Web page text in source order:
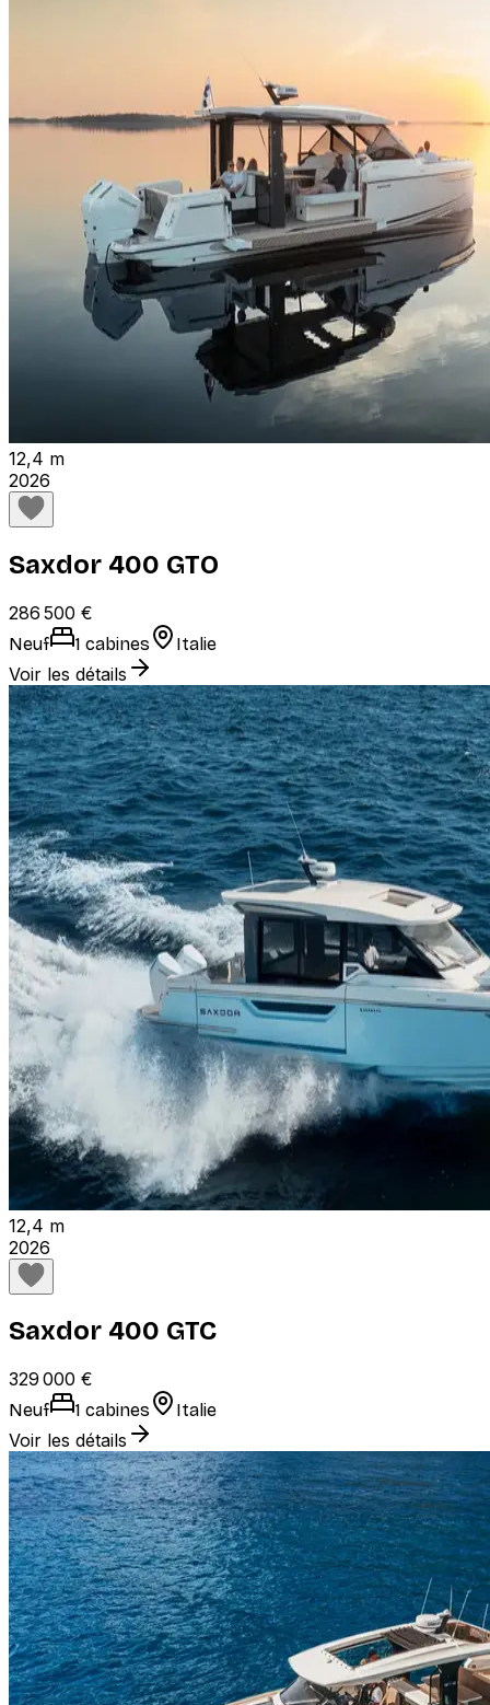
12,4 m
2026
Saxdor 400 GTO
286 500 €
Neuf 1 cabines Italie
Voir les détails
12,4 m
2026
Saxdor 400 GTC
329 000 €
Neuf 1 cabines Italie
Voir les détails